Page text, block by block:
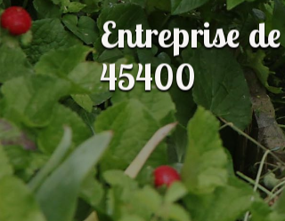
Entreprise
45400